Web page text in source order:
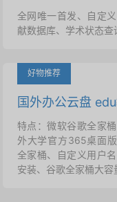
全网唯一首发、自定
献数据库、学术状态
好物推荐
国外办公云盘
特点：微软谷歌全家
外大学官方365桌面
全家桶、自定义用户
安装、谷歌全家桶大容